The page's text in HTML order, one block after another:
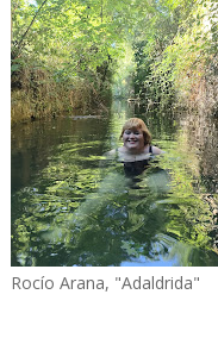
Rocío Arana, "Adaldrida"